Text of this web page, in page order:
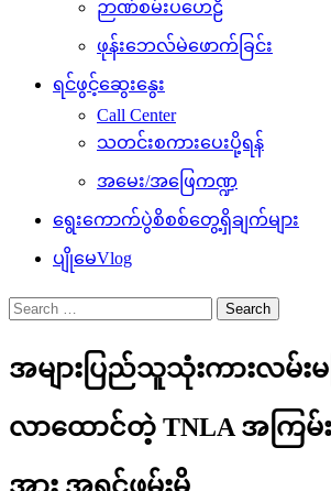
ဉာဏ်စမ်းပဟေဠိ
ဖုန်းဘေလ်မဲဖောက်ခြင်း
ရင်ဖွင့်ဆွေးနွေး
Call Center
သတင်းစကားပေးပို့ရန်
အမေး/အဖြေကဏ္ဍ
ရွေးကောက်ပွဲစိစစ်တွေ့ရှိချက်များ
ပျိုမေVlog
Search
for:
အများပြည်သူသုံးကားလမ်းမ
လာထောင်တဲ့ TNLA အကြမ်